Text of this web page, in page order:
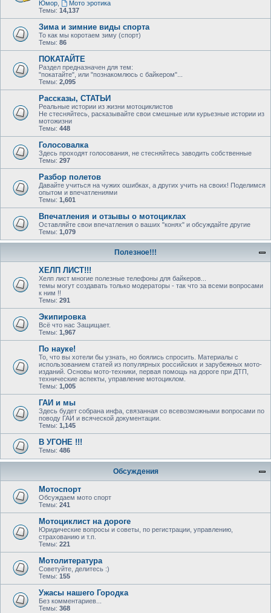
Юмор
Мото эротика
Темы: 14,137
Зима и зимние виды спорта
То как мы коротаем зиму (спорт)
Темы: 86
ПОКАТАЙТЕ
Раздел предназначен для тем:
"покатайте", или "познакомлюсь с байкером"...
Темы: 2,095
Рассказы, СТАТЬИ
Реальные истории из жизни мотоциклистов
Не стесняйтесь, расказывайте свои смешные или курьезные истории из
мотожизни
Темы: 448
Голосовалка
Здесь проходят голосования, не стесняйтесь заводить собственные
Темы: 297
Разбор полетов
Давайте учиться на чужих ошибках, а других учить на своих! Поделимся
опытом и впечатлениями
Темы: 1,601
Впечатления и отзывы о мотоциклах
Оставляйте свои впечатления о ваших "конях" и обсуждайте другие
Темы: 1,079
Полезное!!!
ХЕЛП ЛИСТ!!!
Хелп лист многие полезные телефоны для байкеров...
темы могут создавать только модераторы - так что за всеми вопросами
к ним !!
Темы: 291
Экипировка
Всё что нас Защищает.
Темы: 1,967
По науке!
То, что вы хотели бы узнать, но боялись спросить. Материалы с
использованием статей из популярных российских и зарубежных мото-
изданий. Основы мото-техники, первая помощь на дороге при ДТП,
технические аспекты, управление мотоциклом.
Темы: 1,005
ГАИ и мы
Здесь будет собрана инфа, связанная со всевозможными вопросами по
поводу ГАИ и всяческой документации.
Темы: 1,145
В УГОНЕ !!!
Темы: 486
Обсуждения
Мотоспорт
Обсуждаем мото спорт
Темы: 241
Мотоциклист на дороге
Юридические вопросы и советы, по регистрации, управлению,
страхованию и т.п.
Темы: 221
Мотолитература
Советуйте, делитесь :)
Темы: 155
Ужасы нашего Городка
Без комментариев...
Темы: 368